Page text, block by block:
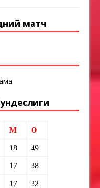
матч
М О
18 49
17 38
17 32